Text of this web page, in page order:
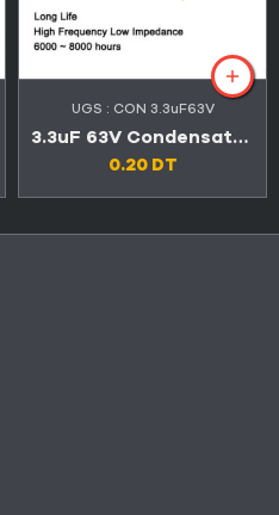
UGS : CON 3.3uF63V
3.3uF 63V Condensateurs
0.20 DT